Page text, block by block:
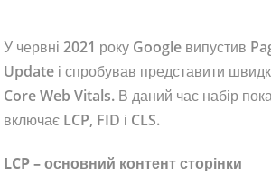
У червні 2021 року Google випустив
Update і спробував представити
Core Web Vitals. В даний час набір
включає LCP, FID і CLS.
LCP – основний контент сторінки